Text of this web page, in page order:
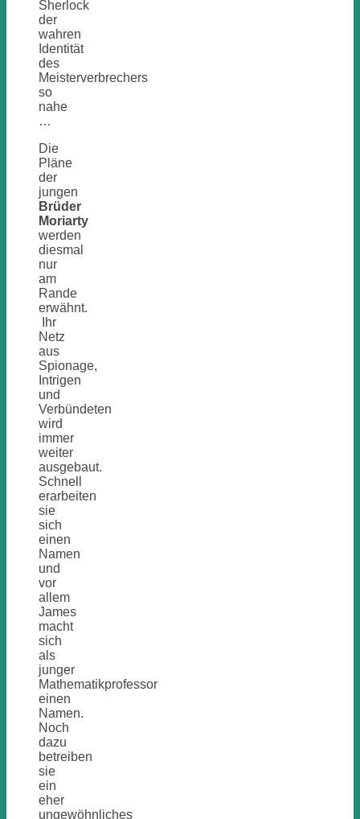
Sherlock
der
wahren
Identität
des
Meisterverbrechers
so
nahe
…
Die
Pläne
der
jungen
Brüder
Moriarty
werden
diesmal
nur
am
Rande
erwähnt.
Ihr
Netz
aus
Spionage,
Intrigen
und
Verbündeten
wird
immer
weiter
ausgebaut.
Schnell
erarbeiten
sie
sich
einen
Namen
und
vor
allem
James
macht
sich
als
junger
Mathematikprofessor
einen
Namen.
Noch
dazu
betreiben
sie
ein
eher
ungewöhnliches